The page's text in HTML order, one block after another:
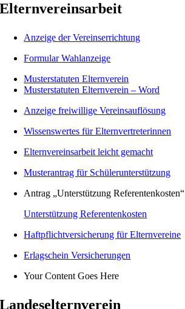
Elternvereinsarbeit
Anzeige der Vereinserrichtung
Formular Wahlanzeige
Musterstatuten Elternverein
Musterstatuten Elternverein – Word
Anzeige freiwillige Vereinsauflösung
Wissenswertes für Elternvertreterinnen
Elternvereinsarbeit leicht gemacht
Musterantrag für Schülerunterstützung
Antrag „Unterstützung Referentenkosten“
Unterstützung Referentenkosten
Haftpflichtversicherung für Elternvereine
Erlagschein Versicherungen
Your Content Goes Here
Landeselternverein